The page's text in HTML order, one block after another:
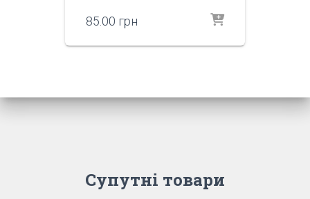
85.00 грн
Супутні товари